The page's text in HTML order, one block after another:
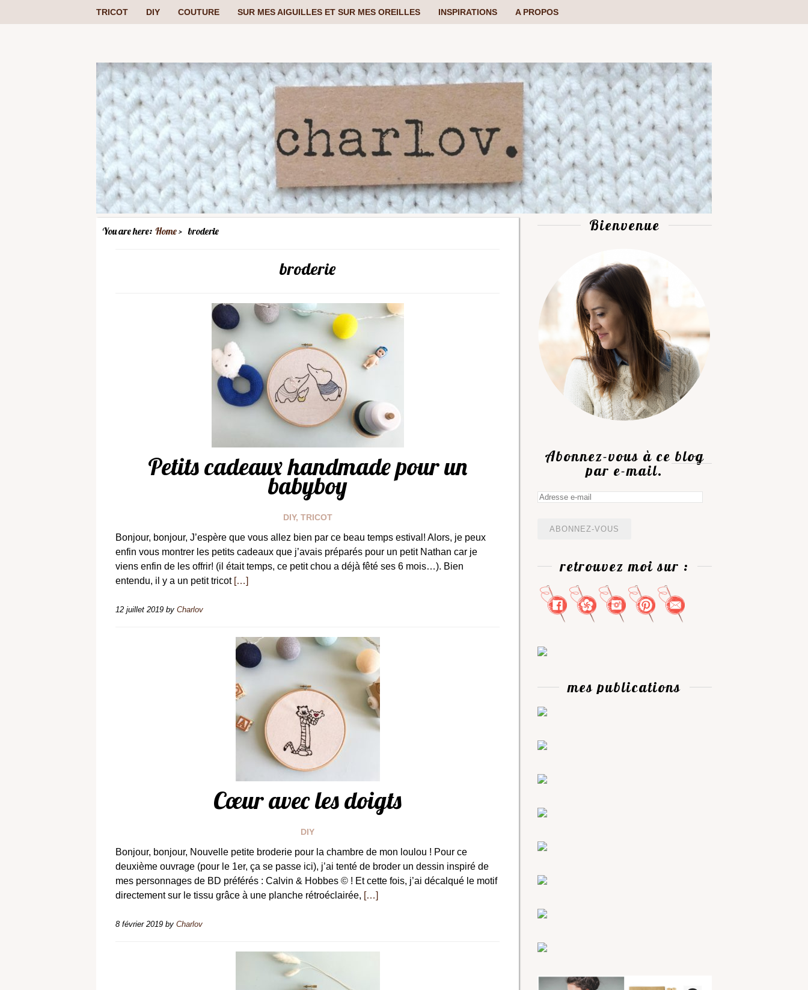
TRICOT DIY COUTURE SUR MES AIGUILLES ET SUR MES OREILLES INSPIRATIONS A PROPOS
You are here: Home broderie
broderie
Petits cadeaux handmade pour un
babyboy
DIY, TRICOT
Bonjour, bonjour, J’espère que vous allez bien par ce beau temps estival! Alors, je peux
enfin vous montrer les petits cadeaux que j’avais préparés pour un petit Nathan car je
viens enfin de les offrir! (il était temps, ce petit chou a déjà fêté ses 6 mois…). Bien
entendu, il y a un petit tricot […]
12 juillet 2019 by Charlov
Cœur avec les doigts
DIY
Bonjour, bonjour, Nouvelle petite broderie pour la chambre de mon loulou ! Pour ce
deuxième ouvrage (pour le 1er, ça se passe ici), j’ai tenté de broder un dessin inspiré de
mes personnages de BD préférés : Calvin & Hobbes © ! Et cette fois, j’ai décalqué le motif
directement sur le tissu grâce à une planche rétroéclairée, […]
8 février 2019 by Charlov
Bienvenue
Abonnez-vous à ce blog
par e-mail.
Adresse
mail
retrouvez moi sur :
mes publications